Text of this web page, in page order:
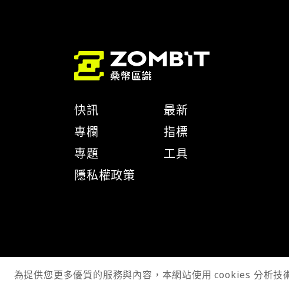
快訊
專欄
專題
隱私權政策
最新
指標
工具
為提供您更多優質的服務與內容，本網站使用 cookies 分析